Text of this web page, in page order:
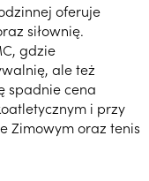
oferuje
siłownię.
gdzie
ale też
spadnie cena
i przy
Zimowym oraz tenis